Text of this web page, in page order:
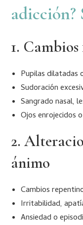
adicción?
1.
Pupilas dilatadas
Sudoración
Sangrado nasal,
Ojos enrojecidos
2.
ánimo
Cambios
Irritabilidad,
Ansiedad o